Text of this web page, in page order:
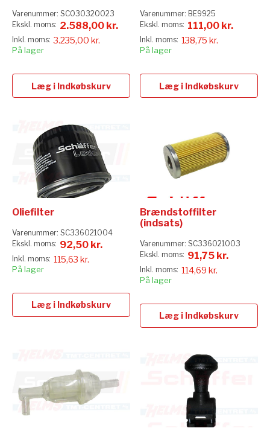
3.235,00 kr.
2.588,00 kr.
Varenummer: SC030320023
På lager
Læg i Indkøbskurv
138,75 kr.
111,00 kr.
Varenummer: BE9925
På lager
Læg i Indkøbskurv
115,63 kr.
92,50 kr.
Oliefilter
Varenummer: SC336021004
På lager
Læg i Indkøbskurv
114,69 kr.
91,75 kr.
Brændstoffilter
(indsats)
Varenummer: SC336021003
På lager
Læg i Indkøbskurv